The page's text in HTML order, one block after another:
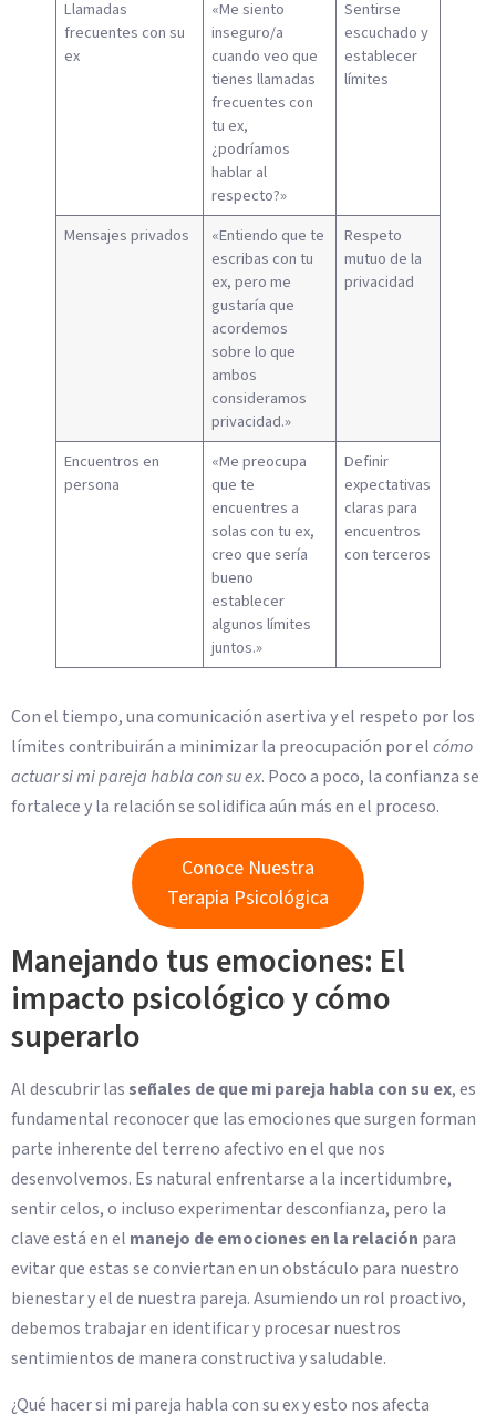
Llamadas
frecuentes con su
ex
«Me siento
inseguro/a
cuando veo que
tienes llamadas
frecuentes con
tu ex,
¿podríamos
hablar al
respecto?»
Sentirse
escuchado y
establecer
límites
Mensajes privados
«Entiendo que te
escribas con tu
ex, pero me
gustaría que
acordemos
sobre lo que
ambos
consideramos
privacidad.»
Respeto
mutuo de la
privacidad
Encuentros en
persona
«Me preocupa
que te
encuentres a
solas con tu ex,
creo que sería
bueno
establecer
algunos límites
juntos.»
Definir
expectativas
claras para
encuentros
con terceros
Con el tiempo, una comunicación asertiva y el respeto por los
límites contribuirán a minimizar la preocupación por elcómo
actuar si mi pareja habla con su ex. Poco a poco, la confianza se
fortalece y la relación se solidifica aún más en el proceso.
Conoce Nuestra
Terapia Psicológica
Manejando tus emociones: El
impacto psicológico y cómo
superarlo
Al descubrir lasseñales de que mi pareja habla con su ex, es
fundamental reconocer que las emociones que surgen forman
parte inherente del terreno afectivo en el que nos
desenvolvemos. Es natural enfrentarse a la incertidumbre,
sentir celos, o incluso experimentar desconfianza, pero la
clave está en el manejo de emociones en la relación para
evitar que estas se conviertan en un obstáculo para nuestro
bienestar y el de nuestra pareja. Asumiendo un rol proactivo,
debemos trabajar en identificar y procesar nuestros
sentimientos de manera constructiva y saludable.
¿Qué hacer si mi pareja habla con su ex y esto nos afecta